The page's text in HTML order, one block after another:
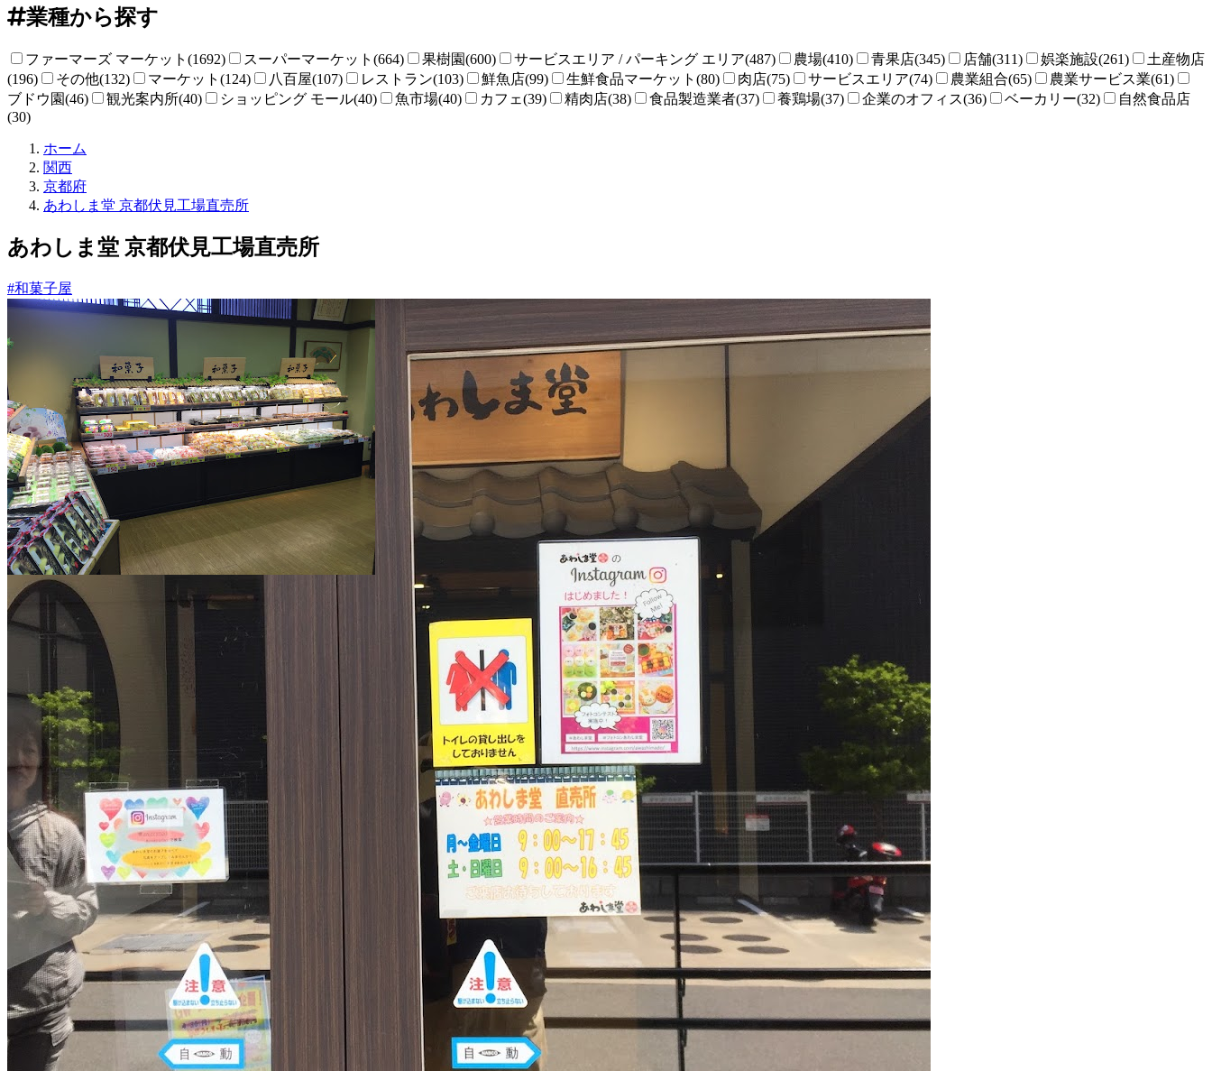
業種から探す
ファーマーズ マーケット(1692) スーパーマーケット(664) 果樹園(600) サービスエリア / パーキング エリア(487) 農場(410) 青果店(345) 店舗(311) 娯楽施設(261)
土産物店
(196)
その他(132) マーケット(124) 八百屋(107) レストラン(103) 鮮魚店(99) 生鮮食品マーケット(80) 肉店(75) サービスエリア(74) 農業組合(65)
農業サービス業(61)
ブドウ園(46)
観光案内所(40) ショッピング モール(40) 魚市場(40) カフェ(39) 精肉店(38) 食品製造業者(37) 養鶏場(37) 企業のオフィス(36) ベーカリー(32)
自然食品店
(30)
ホーム
所
ね
と
関西
京都府
あわしま堂 京都伏見工場直売所
あわしま堂 京都伏見工場直売所
#和菓子屋